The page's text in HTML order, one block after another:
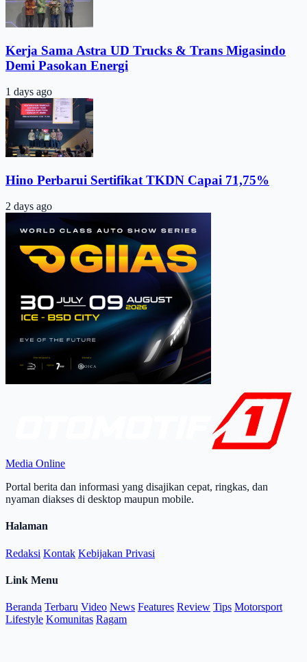
Kerja Sama Astra UD Trucks & Trans Migasindo
Demi Pasokan Energi
1 days ago
Hino Perbarui Sertifikat TKDN Capai 71,75%
2 days ago
Media Online
Portal berita dan informasi yang disajikan cepat, ringkas, dan
nyaman diakses di desktop maupun mobile.
Halaman
Redaksi Kontak Kebijakan Privasi
Link Menu
Beranda Terbaru Video News Features Review Tips Motorsport
Lifestyle Komunitas Ragam